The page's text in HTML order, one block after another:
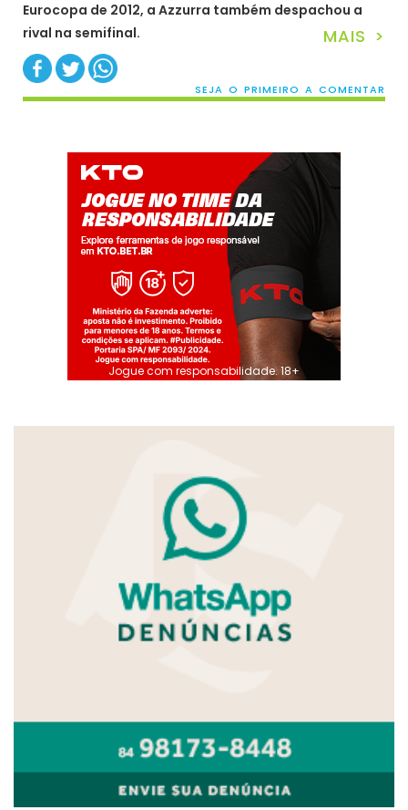
Eurocopa de 2012, a Azzurra também despachou a
rival na semifinal.
MAIS >
SEJA O PRIMEIRO A COMENTAR
Jogue com responsabilidade. 18+